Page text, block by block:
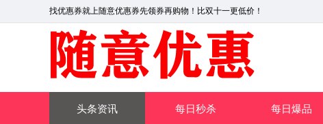
找优惠券就上随意优惠券先领券再购物！比双十一更低价！
头条资讯 每日秒杀 每日爆品